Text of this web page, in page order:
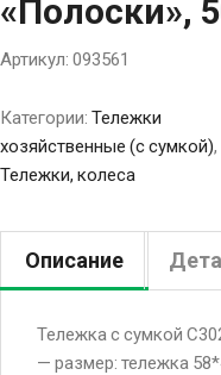
«Полоски»,
Артикул: 093561
Категории: Тележки
хозяйственные (с сумкой),
Тележки, колеса
Описание
Тележка с сумкой
— размер: тележка